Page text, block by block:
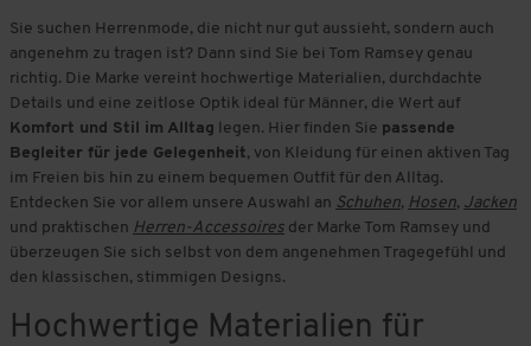
Sie suchen Herrenmode, die nicht nur gut aussieht, sondern auch
angenehm zu tragen ist? Dann sind Sie bei Tom Ramsey genau
richtig. Die Marke vereint hochwertige Materialien, durchdachte
Details und eine zeitlose Optik ideal für Männer, die Wert auf
Komfort und Stil im Alltag legen. Hier finden Sie passende
Begleiter für jede Gelegenheit, von Kleidung für einen aktiven Tag
im Freien bis hin zu einem bequemen Outfit für den Alltag.
Entdecken Sie vor allem unsere Auswahl an Schuhen, Hosen, Jacken
und praktischen Herren-Accessoires der Marke Tom Ramsey und
überzeugen Sie sich selbst von dem angenehmen Tragegefühl und
den klassischen, stimmigen Designs.
Hochwertige Materialien für